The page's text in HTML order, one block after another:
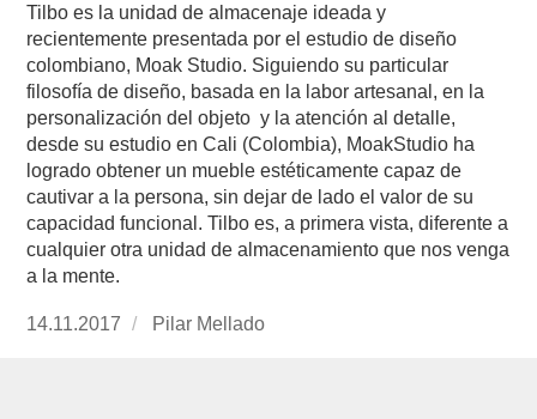
Tilbo es la unidad de almacenaje ideada y
recientemente presentada por el estudio de diseño
colombiano, Moak Studio. Siguiendo su particular
filosofía de diseño, basada en la labor artesanal, en la
personalización del objeto y la atención al detalle,
desde su estudio en Cali (Colombia), MoakStudio ha
logrado obtener un mueble estéticamente capaz de
cautivar a la persona, sin dejar de lado el valor de su
capacidad funcional. Tilbo es, a primera vista, diferente a
cualquier otra unidad de almacenamiento que nos venga
a la mente.
Publicado
14.11.2017
https://www.experimenta.es/author/pilar-
Pilar Mellado